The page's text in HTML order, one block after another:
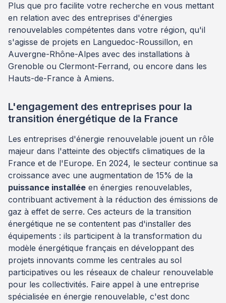
Plus que pro facilite votre recherche en vous mettant
en relation avec des entreprises d'énergies
renouvelables compétentes dans votre région, qu'il
s'agisse de projets en Languedoc-Roussillon, en
Auvergne-Rhône-Alpes avec des installations à
Grenoble ou Clermont-Ferrand, ou encore dans les
Hauts-de-France à Amiens.
L'engagement des entreprises pour la
transition énergétique de la France
Les entreprises d'énergie renouvelable jouent un rôle
majeur dans l'atteinte des objectifs climatiques de la
France et de l'Europe. En 2024, le secteur continue sa
croissance avec une augmentation de 15% de la
puissance installée en énergies renouvelables,
contribuant activement à la réduction des émissions de
gaz à effet de serre. Ces acteurs de la transition
énergétique ne se contentent pas d'installer des
équipements : ils participent à la transformation du
modèle énergétique français en développant des
projets innovants comme les centrales au sol
participatives ou les réseaux de chaleur renouvelable
pour les collectivités. Faire appel à une entreprise
spécialisée en énergie renouvelable, c'est donc